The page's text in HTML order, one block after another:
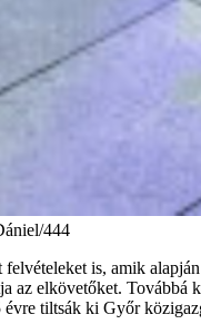
444
felvételeket is, amik
az elkövetőket. Továbbá
tiltsák ki Győr